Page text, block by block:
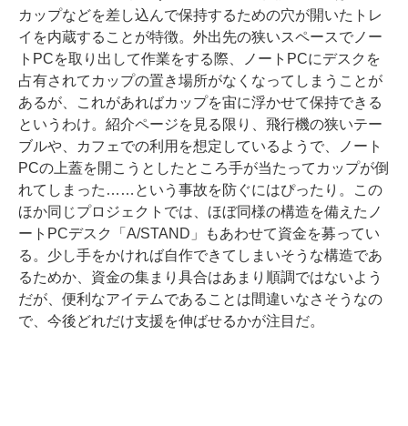
カップなどを差し込んで保持するための穴が開いたトレ
イを内蔵することが特徴。外出先の狭いスペースでノー
トPCを取り出して作業をする際、ノートPCにデスクを
占有されてカップの置き場所がなくなってしまうことが
あるが、これがあればカップを宙に浮かせて保持できる
というわけ。紹介ページを見る限り、飛行機の狭いテー
ブルや、カフェでの利用を想定しているようで、ノート
PCの上蓋を開こうとしたところ手が当たってカップが倒
れてしまった……という事故を防ぐにはぴったり。この
ほか同じプロジェクトでは、ほぼ同様の構造を備えたノ
ートPCデスク「A/STAND」もあわせて資金を募ってい
る。少し手をかければ自作できてしまいそうな構造であ
るためか、資金の集まり具合はあまり順調ではないよう
だが、便利なアイテムであることは間違いなさそうなの
で、今後どれだけ支援を伸ばせるかが注目だ。